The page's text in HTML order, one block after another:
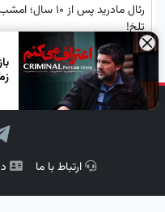
رئال مادرید
تلخ!
×
ارتباط با ما